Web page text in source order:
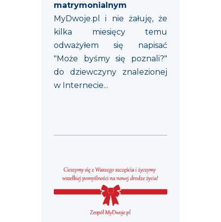
matrymonialnym
MyDwoje.pl i nie żałuję, że
kilka miesięcy temu
odważyłem się napisać
"Może byśmy się poznali?"
do dziewczyny znalezionej
w Internecie...